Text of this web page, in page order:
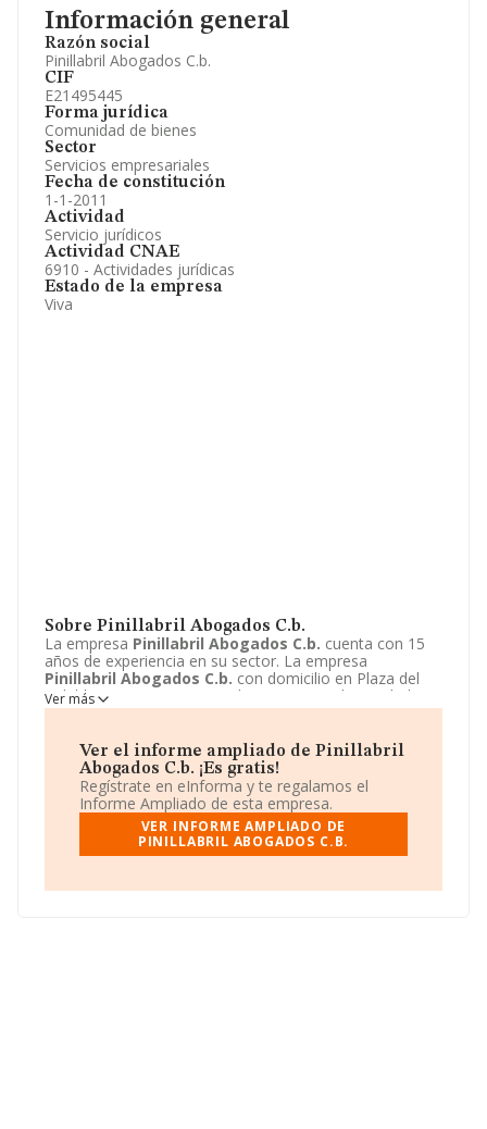
Información general
Razón social
Pinillabril Abogados C.b.
CIF
E21495445
Forma jurídica
Comunidad de bienes
Sector
Servicios empresariales
Fecha de constitución
1-1-2011
Actividad
Servicio jurídicos
Actividad CNAE
6910 - Actividades jurídicas
Estado de la empresa
Viva
Sobre Pinillabril Abogados C.b.
La empresa Pinillabril Abogados C.b. cuenta con 15
años de experiencia en su sector. La empresa
Pinillabril Abogados C.b. con domicilio en Plaza del
Cabildo, 7 - 1, Moguer, Huelva. Su principal actividad
CNAE es 6910 - Actividades jurídicas. La empresa
Comunidad de bienes.
Ver más
Ver el informe ampliado de Pinillabril
Abogados C.b. ¡Es gratis!
Regístrate en eInforma y te regalamos el
Informe Ampliado de esta empresa.
VER INFORME AMPLIADO DE
PINILLABRIL ABOGADOS C.B.
Información oficial y registral complementaria.